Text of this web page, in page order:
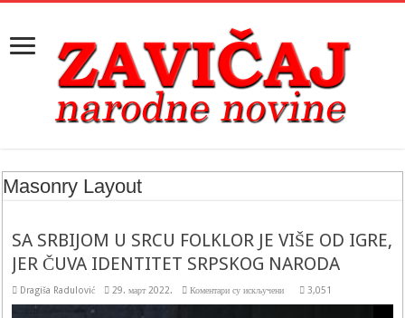
Masonry Layout
SA SRBIJOM U SRCU FOLKLOR JE VIŠE OD IGRE,
JER ČUVA IDENTITET SRPSKOG NARODA
Dragiša Radulović 29. март 2022. Коментари су искљученина
3,051